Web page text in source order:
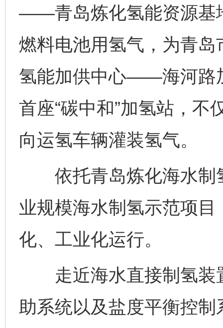
——青岛炼化氢能资源基
燃料电池用氢气，为青
氢能加供中心——海河路
首座“碳中和”加氢站，不
向运氢车辆灌装氢气。
依托青岛炼化海水制
业规模海水制氢示范项
化、工业化运行。
走近海水直接制氢装
助系统以及盐度平衡控